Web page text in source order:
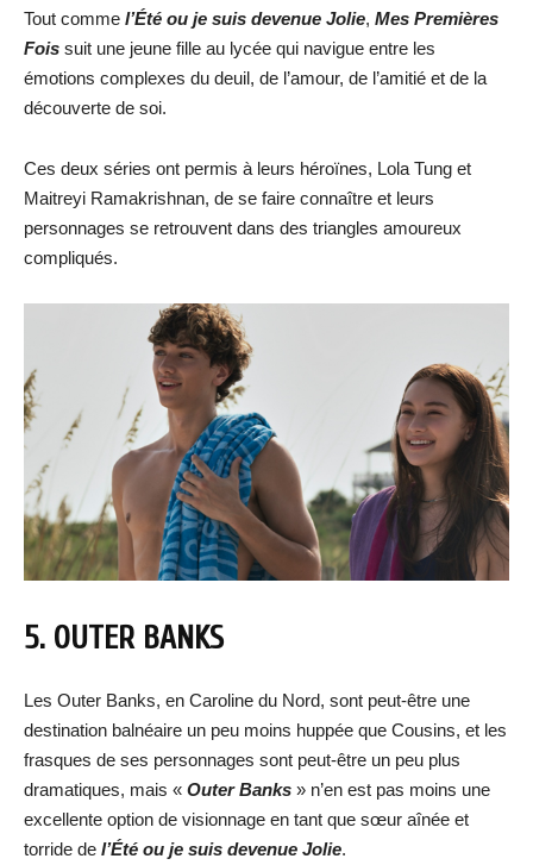
Tout comme l’Été ou je suis devenue Jolie, Mes Premières
Fois suit une jeune fille au lycée qui navigue entre les
émotions complexes du deuil, de l’amour, de l’amitié et de la
découverte de soi.
Ces deux séries ont permis à leurs héroïnes, Lola Tung et
Maitreyi Ramakrishnan, de se faire connaître et leurs
personnages se retrouvent dans des triangles amoureux
compliqués.
5. OUTER BANKS
Les Outer Banks, en Caroline du Nord, sont peut-être une
destination balnéaire un peu moins huppée que Cousins, et les
frasques de ses personnages sont peut-être un peu plus
dramatiques, mais « Outer Banks » n’en est pas moins une
excellente option de visionnage en tant que sœur aînée et
torride de l’Été ou je suis devenue Jolie.